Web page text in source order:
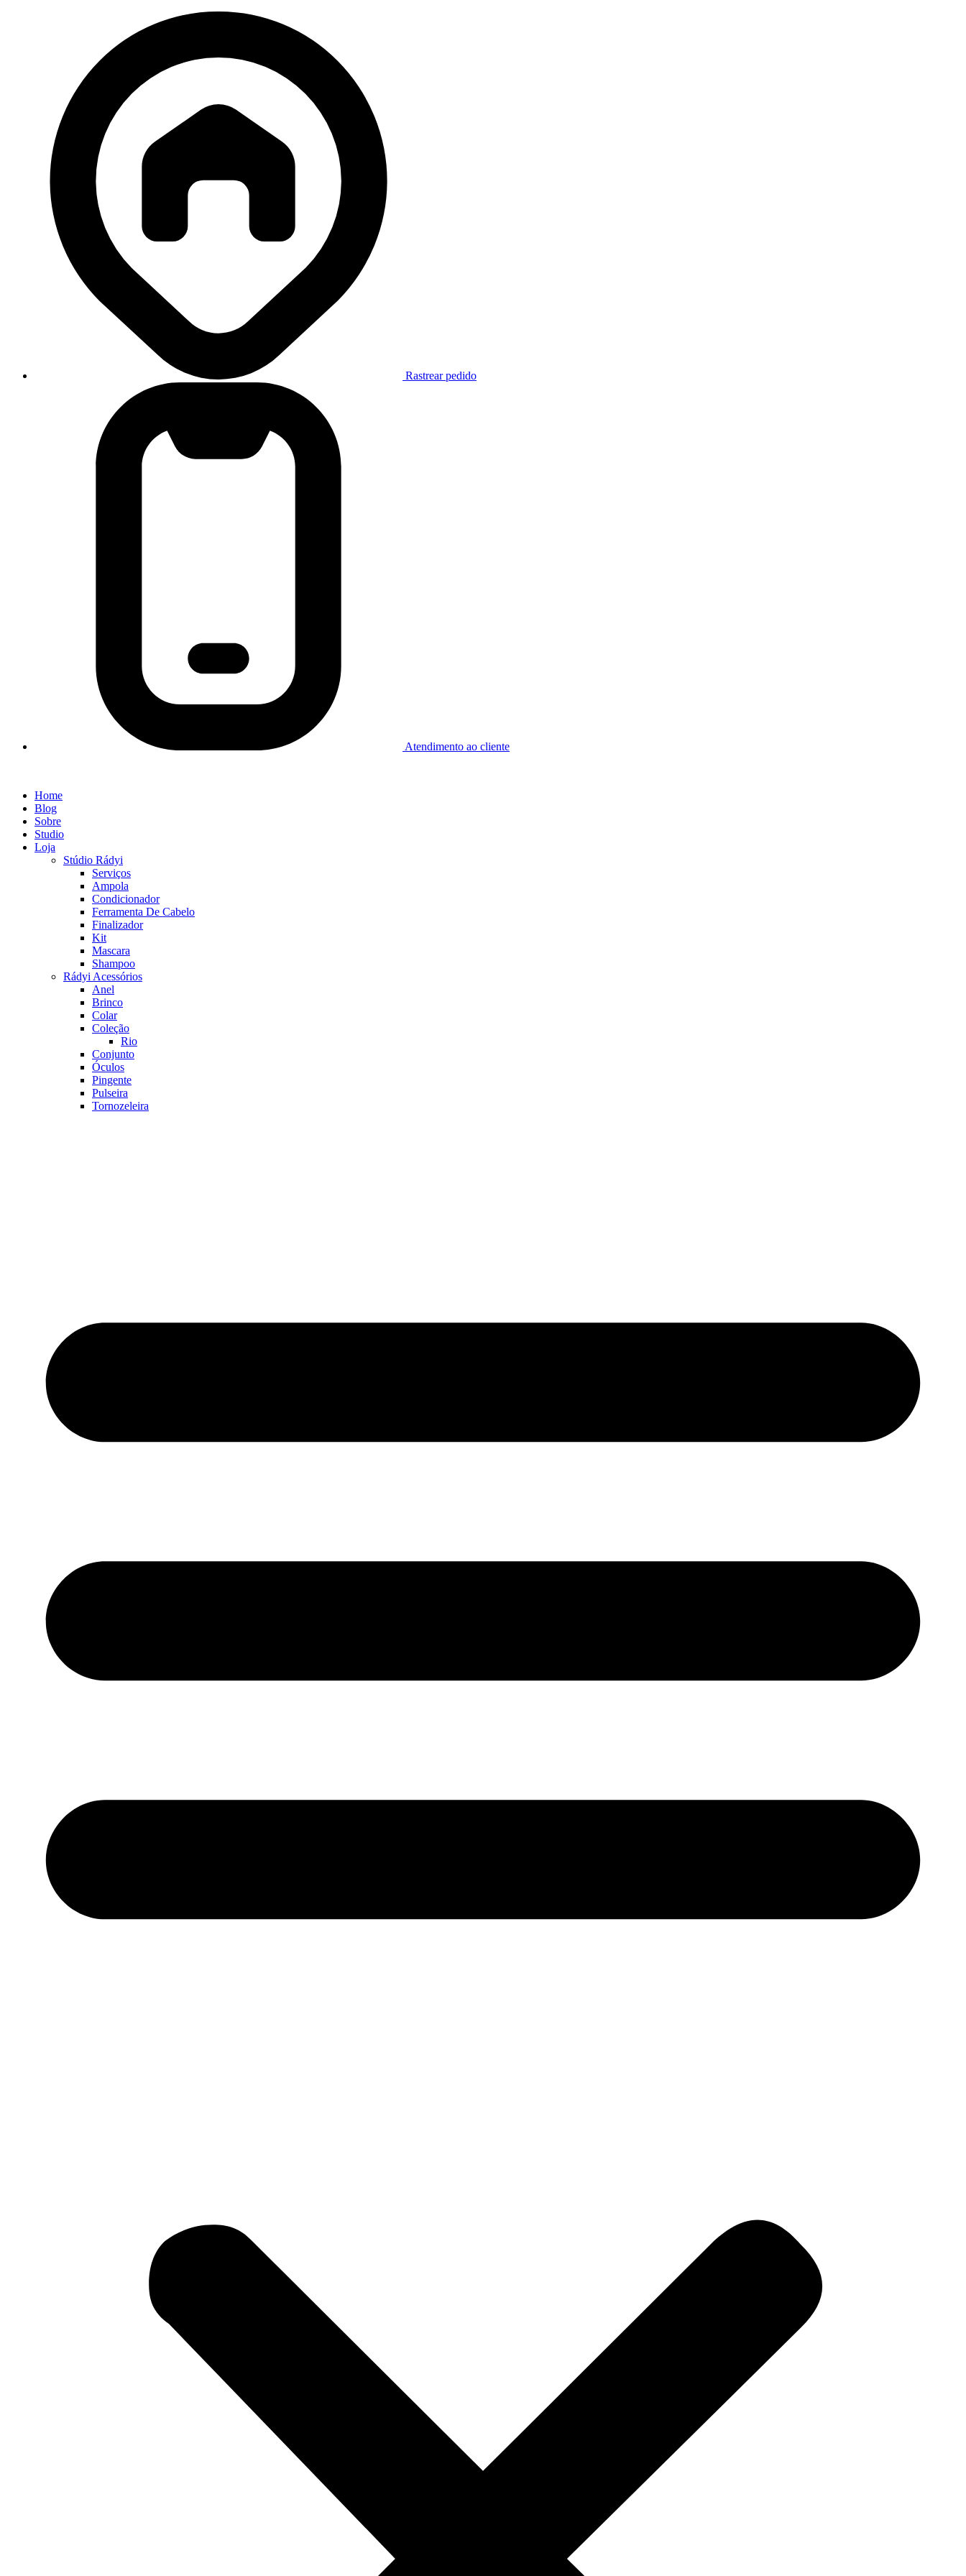
Rastrear pedido
Atendimento ao cliente
Home
Blog
Sobre
Studio
Loja
Stúdio Rádyi
Serviços
Ampola
Condicionador
Ferramenta De Cabelo
Finalizador
Kit
Mascara
Shampoo
Rádyi Acessórios
Anel
Brinco
Colar
Coleção
Rio
Conjunto
Óculos
Pingente
Pulseira
Tornozeleira